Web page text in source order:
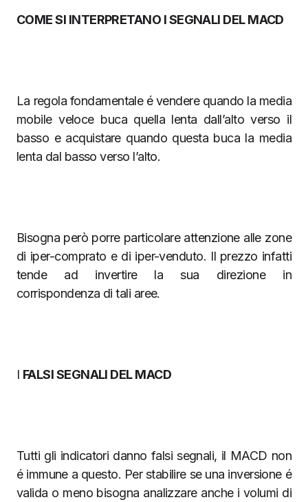
COME SI INTERPRETANO I SEGNALI DEL MACD
La regola fondamentale é vendere quando la media
mobile veloce buca quella lenta dall’alto verso il
basso e acquistare quando questa buca la media
lenta dal basso verso l’alto.
Bisogna però porre particolare attenzione alle zone
di iper-comprato e di iper-venduto. Il prezzo infatti
tende ad invertire la sua direzione in
corrispondenza di tali aree.
I FALSI SEGNALI DEL MACD
Tutti gli indicatori danno falsi segnali, il MACD non
é immune a questo. Per stabilire se una inversione é
valida o meno bisogna analizzare anche i volumi di